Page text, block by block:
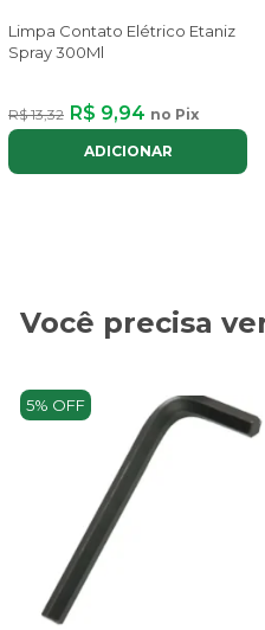
Limpa Contato Elétrico Etaniz
Spray 300Ml
R$ 13,32 R$ 9,94 no Pix
ADICIONAR
Você precisa
5% OFF